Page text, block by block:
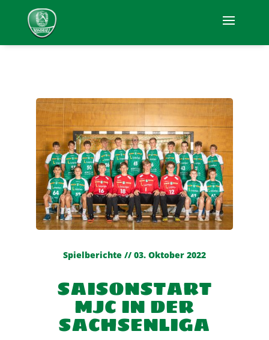
Spielberichte // 03. Oktober 2022
SAISONSTART
MJC IN DER
SACHSENLIGA